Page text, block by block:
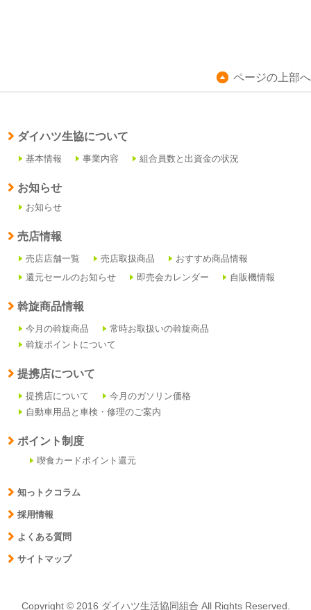
ページの上部へ
ダイハツ生協について
基本情報 事業内容 組合員数と出資金の状況
お知らせ
お知らせ
売店情報
売店店舗一覧 売店取扱商品
おすすめ商品情報
還元セールのお知らせ
即売会カレンダー 自販機情報
斡旋商品情報
今月の斡旋商品
常時お取扱いの斡旋商品
斡旋ポイントについて
提携店について
提携店について
今月のガソリン価格
自動車用品と車検・修理のご案内
ポイント制度
喫食カードポイント還元
知っトクコラム
採用情報
よくある質問
サイトマップ
Copyright © 2016 ダイハツ生活協同組合 All Rights Reserved.